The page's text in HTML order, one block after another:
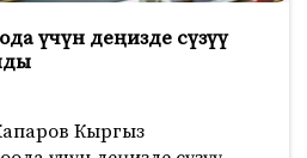
үчүн деңизде сүзүү
Кыргыз